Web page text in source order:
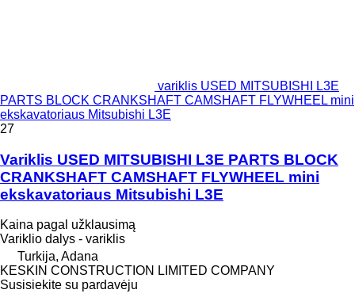
variklis USED MITSUBISHI L3E
PARTS BLOCK CRANKSHAFT CAMSHAFT FLYWHEEL mini
ekskavatoriaus Mitsubishi L3E
27
Variklis USED MITSUBISHI L3E PARTS BLOCK
CRANKSHAFT CAMSHAFT FLYWHEEL mini
ekskavatoriaus Mitsubishi L3E
Kaina pagal užklausimą
Variklio dalys - variklis
Turkija, Adana
KESKIN CONSTRUCTION LIMITED COMPANY
Susisiekite su pardavėju